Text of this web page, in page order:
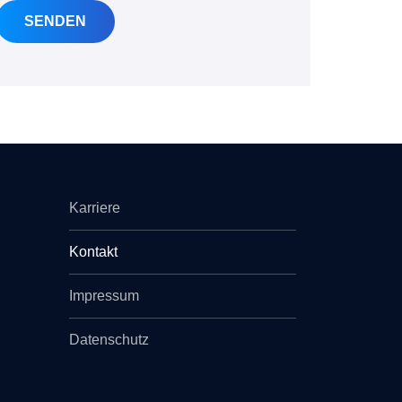
SENDEN
überspringen
Karriere
Kontakt
Impressum
Datenschutz